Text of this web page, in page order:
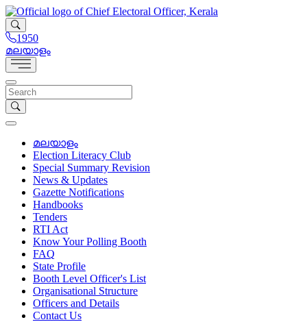
1950
മലയാളം
മലയാളം
Election Literacy Club
Special Summary Revision
News & Updates
Gazette Notifications
Handbooks
Tenders
RTI Act
Know Your Polling Booth
FAQ
State Profile
Booth Level Officer's List
Organisational Structure
Officers and Details
Contact Us